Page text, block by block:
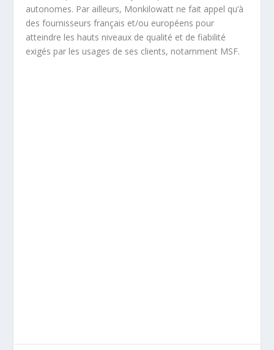
autonomes. Par ailleurs, Monkilowatt ne fait appel qu’à
des fournisseurs français et/ou européens pour
atteindre les hauts niveaux de qualité et de fiabilité
exigés par les usages de ses clients, notamment MSF.